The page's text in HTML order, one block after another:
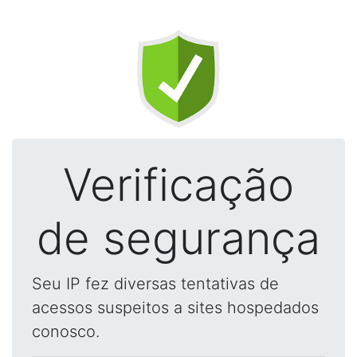
Verificação
de segurança
Seu IP fez diversas tentativas de
acessos suspeitos a sites hospedados
conosco.